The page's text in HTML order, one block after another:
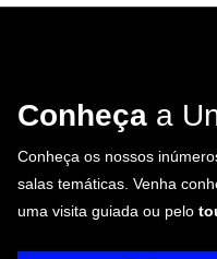
Conheça a
Conheça os nossos
salas temáticas. Venha
uma visita guiada ou pelo